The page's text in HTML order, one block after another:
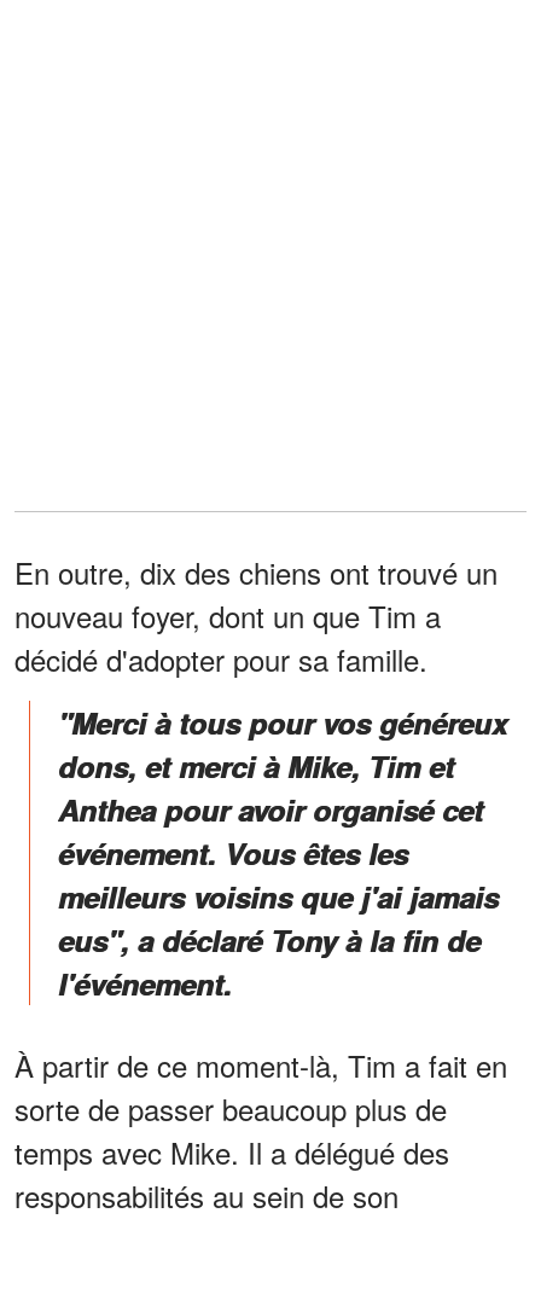
En outre, dix des chiens ont trouvé un
nouveau foyer, dont un que Tim a
décidé d'adopter pour sa famille.
"Merci à tous pour vos généreux
dons, et merci à Mike, Tim et
Anthea pour avoir organisé cet
événement. Vous êtes les
meilleurs voisins que j'ai jamais
eus", a déclaré Tony à la fin de
l'événement.
À partir de ce moment-là, Tim a fait en
sorte de passer beaucoup plus de
temps avec Mike. Il a délégué des
responsabilités au sein de son